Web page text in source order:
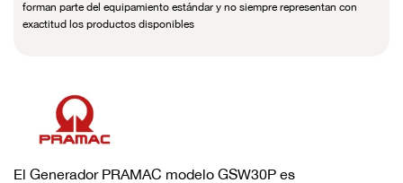
forman parte del equipamiento estándar y no siempre representan con
exactitud los productos disponibles
El Generador PRAMAC modelo GSW30P es